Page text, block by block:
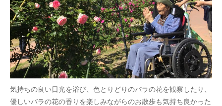
気持ちの良い日光を浴び、色とりどりのバラの花を観察したり、
優しいバラの花の香りを楽しみながらのお散歩も気持ち良かった